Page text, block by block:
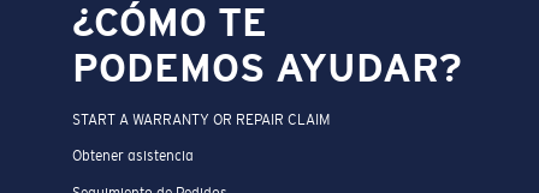
¿CÓMO TE
PODEMOS AYUDAR?
START A WARRANTY OR REPAIR CLAIM
Obtener asistencia